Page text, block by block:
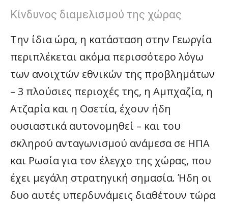
Κίνδυνος διαμελισμού της χώρας
Την ίδια ώρα, η κατάσταση στην Γεωργία
περιπλέκεται ακόμα περισσότερο λόγω
των ανοιχτών εθνικών της προβλημάτων
– 3 πλούσιες περιοχές της, η Αμπχαζία, η
Ατζαρία και η Οσετία, έχουν ήδη
ουσιαστικά αυτονομηθεί – και του
σκληρού ανταγωνισμού ανάμεσα σε ΗΠΑ
και Ρωσία για τον έλεγχο της χώρας, που
έχει μεγάλη στρατηγική σημασία. Ήδη οι
δυο αυτές υπερδυνάμεις διαθέτουν τώρα